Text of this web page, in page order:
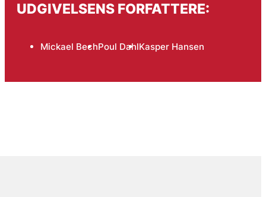
UDGIVELSENS FORFATTERE:
Mickael BechPoul DahlKasper Hansen